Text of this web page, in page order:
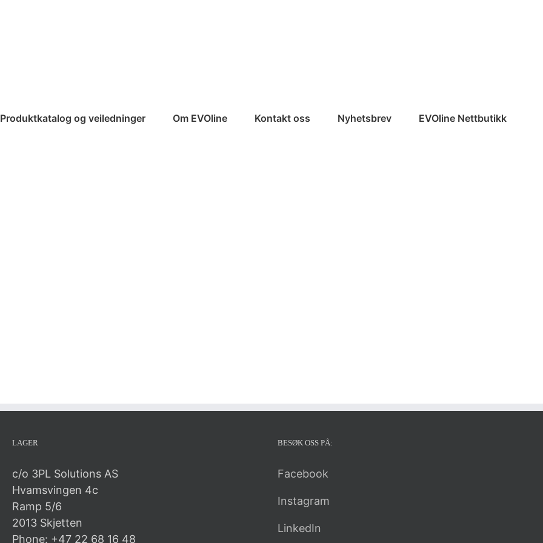
Produktkatalog og veiledninger Om EVOline Kontakt oss Nyhetsbrev EVOline Nettbutikk
LAGER
c/o 3PL Solutions AS
Hvamsvingen 4c
Ramp 5/6
2013 Skjetten
Phone: +47 22 68 16 48
BESØK OSS PÅ:
Facebook
Instagram
LinkedIn